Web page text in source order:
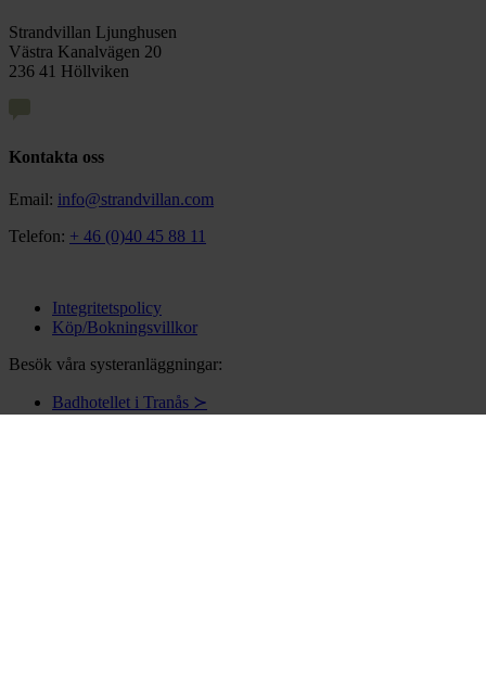
Strandvillan Ljunghusen
Västra Kanalvägen 20
236 41 Höllviken
Kontakta oss
Email: info@strandvillan.com
Telefon: + 46 (0)40 45 88 11
Integritetspolicy
Köp/Bokningsvillkor
Besök våra systeranläggningar:
Badhotellet i Tranås ≻